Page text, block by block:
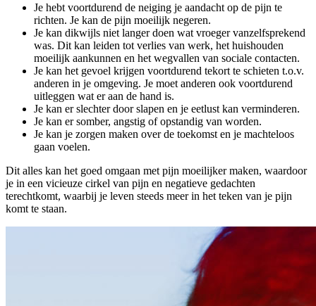
Je hebt voortdurend de neiging je aandacht op de pijn te
richten. Je kan de pijn moeilijk negeren.
Je kan dikwijls niet langer doen wat vroeger vanzelfsprekend
was. Dit kan leiden tot verlies van werk, het huishouden
moeilijk aankunnen en het wegvallen van sociale contacten.
Je kan het gevoel krijgen voortdurend tekort te schieten t.o.v.
anderen in je omgeving. Je moet anderen ook voortdurend
uitleggen wat er aan de hand is.
Je kan er slechter door slapen en je eetlust kan verminderen.
Je kan er somber, angstig of opstandig van worden.
Je kan je zorgen maken over de toekomst en je machteloos
gaan voelen.
Dit alles kan het goed omgaan met pijn moeilijker maken, waardoor
je in een vicieuze cirkel van pijn en negatieve gedachten
terechtkomt, waarbij je leven steeds meer in het teken van je pijn
komt te staan.